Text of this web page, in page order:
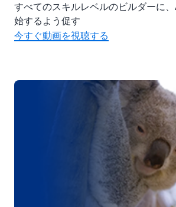
すべてのスキルレベルのビルダーに
始するよう促す
今すぐ動画を視聴する